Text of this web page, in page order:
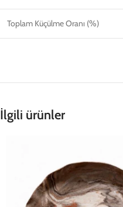
Toplam Küçülme Oranı (%)
İlgili ürünler